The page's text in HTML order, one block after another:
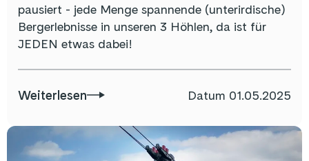
pausiert - jede Menge spannende (unterirdische)
Bergerlebnisse in unseren 3 Höhlen, da ist für
JEDEN etwas dabei!
Weiterlesen Datum 01.05.2025